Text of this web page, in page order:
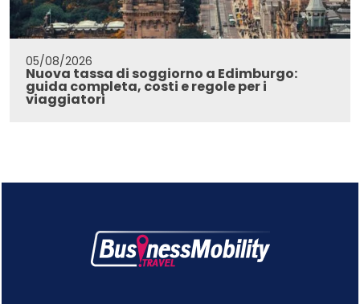
05/08/2026
Nuova tassa di soggiorno a Edimburgo:
guida completa, costi e regole per i
viaggiatori